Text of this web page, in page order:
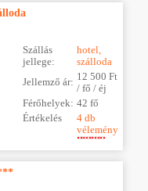
Szállás
jellege:
hotel,
szálloda
Jellemző ár: 12 500 Ft
/ fő / éj
Férőhelyek: 42 fő
Értékelés
4 db
vélemény